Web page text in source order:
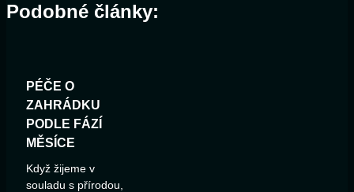
Podobné články:
PÉČE O
ZAHRÁDKU
PODLE FÁZÍ
MĚSÍCE
Když žijeme v
souladu s přírodou,